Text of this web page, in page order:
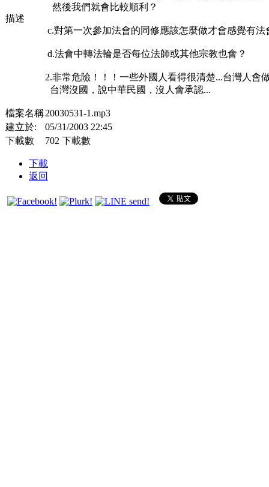
描述
然後我們就會比較順利？
c.對第一次參加法會的同修應該怎麼做才會感覺有法
d.法會中轉法輪是否每位法師或其他宗教也會？
2.非常危險！！！一些外國人看得很清楚...台灣人會
台灣沒國，說中華民國，沒人會承認...
檔案名稱20030531-1.mp3
建立於:
05/31/2003 22:45
下載數
702 下載數
下載
返回